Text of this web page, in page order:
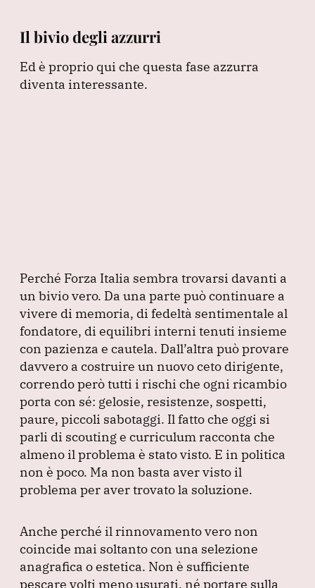
Il bivio degli azzurri
Ed è proprio qui che questa fase azzurra
diventa interessante.
Perché Forza Italia sembra trovarsi davanti a
un bivio vero. Da una parte può continuare a
vivere di memoria, di fedeltà sentimentale al
fondatore, di equilibri interni tenuti insieme
con pazienza e cautela. Dall’altra può provare
davvero a costruire un nuovo ceto dirigente,
correndo però tutti i rischi che ogni ricambio
porta con sé: gelosie, resistenze, sospetti,
paure, piccoli sabotaggi. Il fatto che oggi si
parli di scouting e curriculum racconta che
almeno il problema è stato visto. E in politica
non è poco. Ma non basta aver visto il
problema per aver trovato la soluzione.
Anche perché il rinnovamento vero non
coincide mai soltanto con una selezione
anagrafica o estetica. Non è sufficiente
pescare volti meno usurati, né portare sulla